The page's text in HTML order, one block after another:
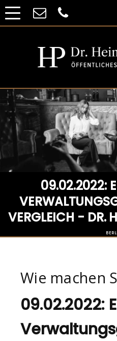
09.02.2022:
VERGLEICH - DR.
Wie machen
09.02.2022: